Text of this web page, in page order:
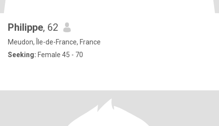
Philippe, 62
Meudon, Île-de-France, France
Seeking: Female 45 - 70